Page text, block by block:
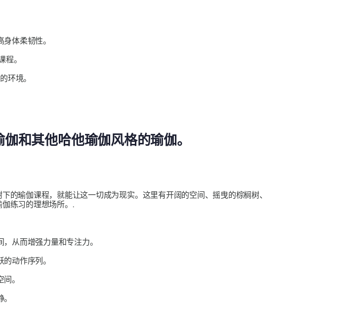
体柔韧性。
程。
环境。
和其他哈他瑜伽风格的瑜伽。
的瑜伽课程，就能让这一切成为现实。这里有开阔的空间、摇曳的棕榈树、
练习的理想场所。.
从而增强力量和专注力。
动作序列。
。